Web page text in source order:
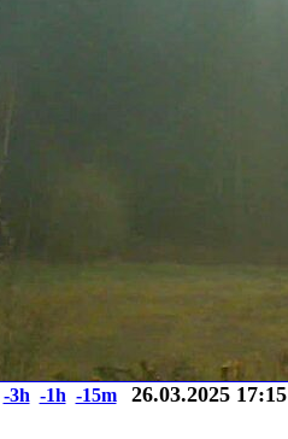
-3h -1h -15m 26.03.2025 17:15